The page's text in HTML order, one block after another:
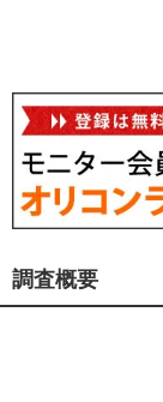
調査概要